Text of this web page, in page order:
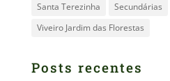
Santa Terezinha
Secundárias
Viveiro Jardim das Florestas
Posts recentes